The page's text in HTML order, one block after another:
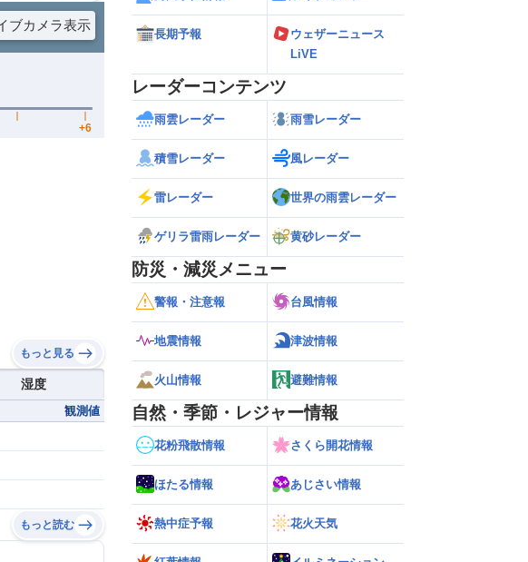
もっと見る
湿度
観測値
もっと読む
長期予報
ウェザーニュース
LiVE
レーダーコンテンツ
雨雲レーダー 雨雪レーダー
積雪レーダー 風レーダー
雷レーダー 世界の雨雲レーダー
ゲリラ雷雨レーダー 黄砂レーダー
防災・減災メニュー
警報・注意報 台風情報
地震情報 津波情報
火山情報 避難情報
自然・季節・レジャー情報
花粉飛散情報 さくら開花情報
ほたる情報 あじさい情報
熱中症予報 花火天気